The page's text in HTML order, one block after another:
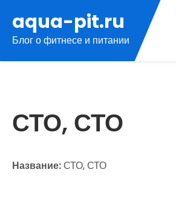
содержимому
aqua-pit.ru
Блог о фитнесе и питании
СТО, СТО
Название:СТО, СТО